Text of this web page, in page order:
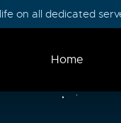
on all dedicated
Home